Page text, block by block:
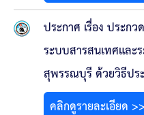
แบบฟอร์มการชำร
การบริการแบบเบ็
หนังสือสั่งการ
ประกาศ เรื่อง ประก
ระบบสารสนเทศแล
สุพรรณบุรี ด้วยวิธีปร
คลิกดูรายละเอียด